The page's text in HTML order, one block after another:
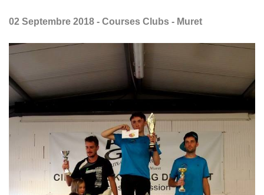
02 Septembre 2018 - Courses Clubs - Muret